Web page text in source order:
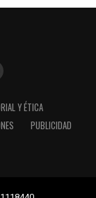
Y ÉTICA
PUBLICIDAD